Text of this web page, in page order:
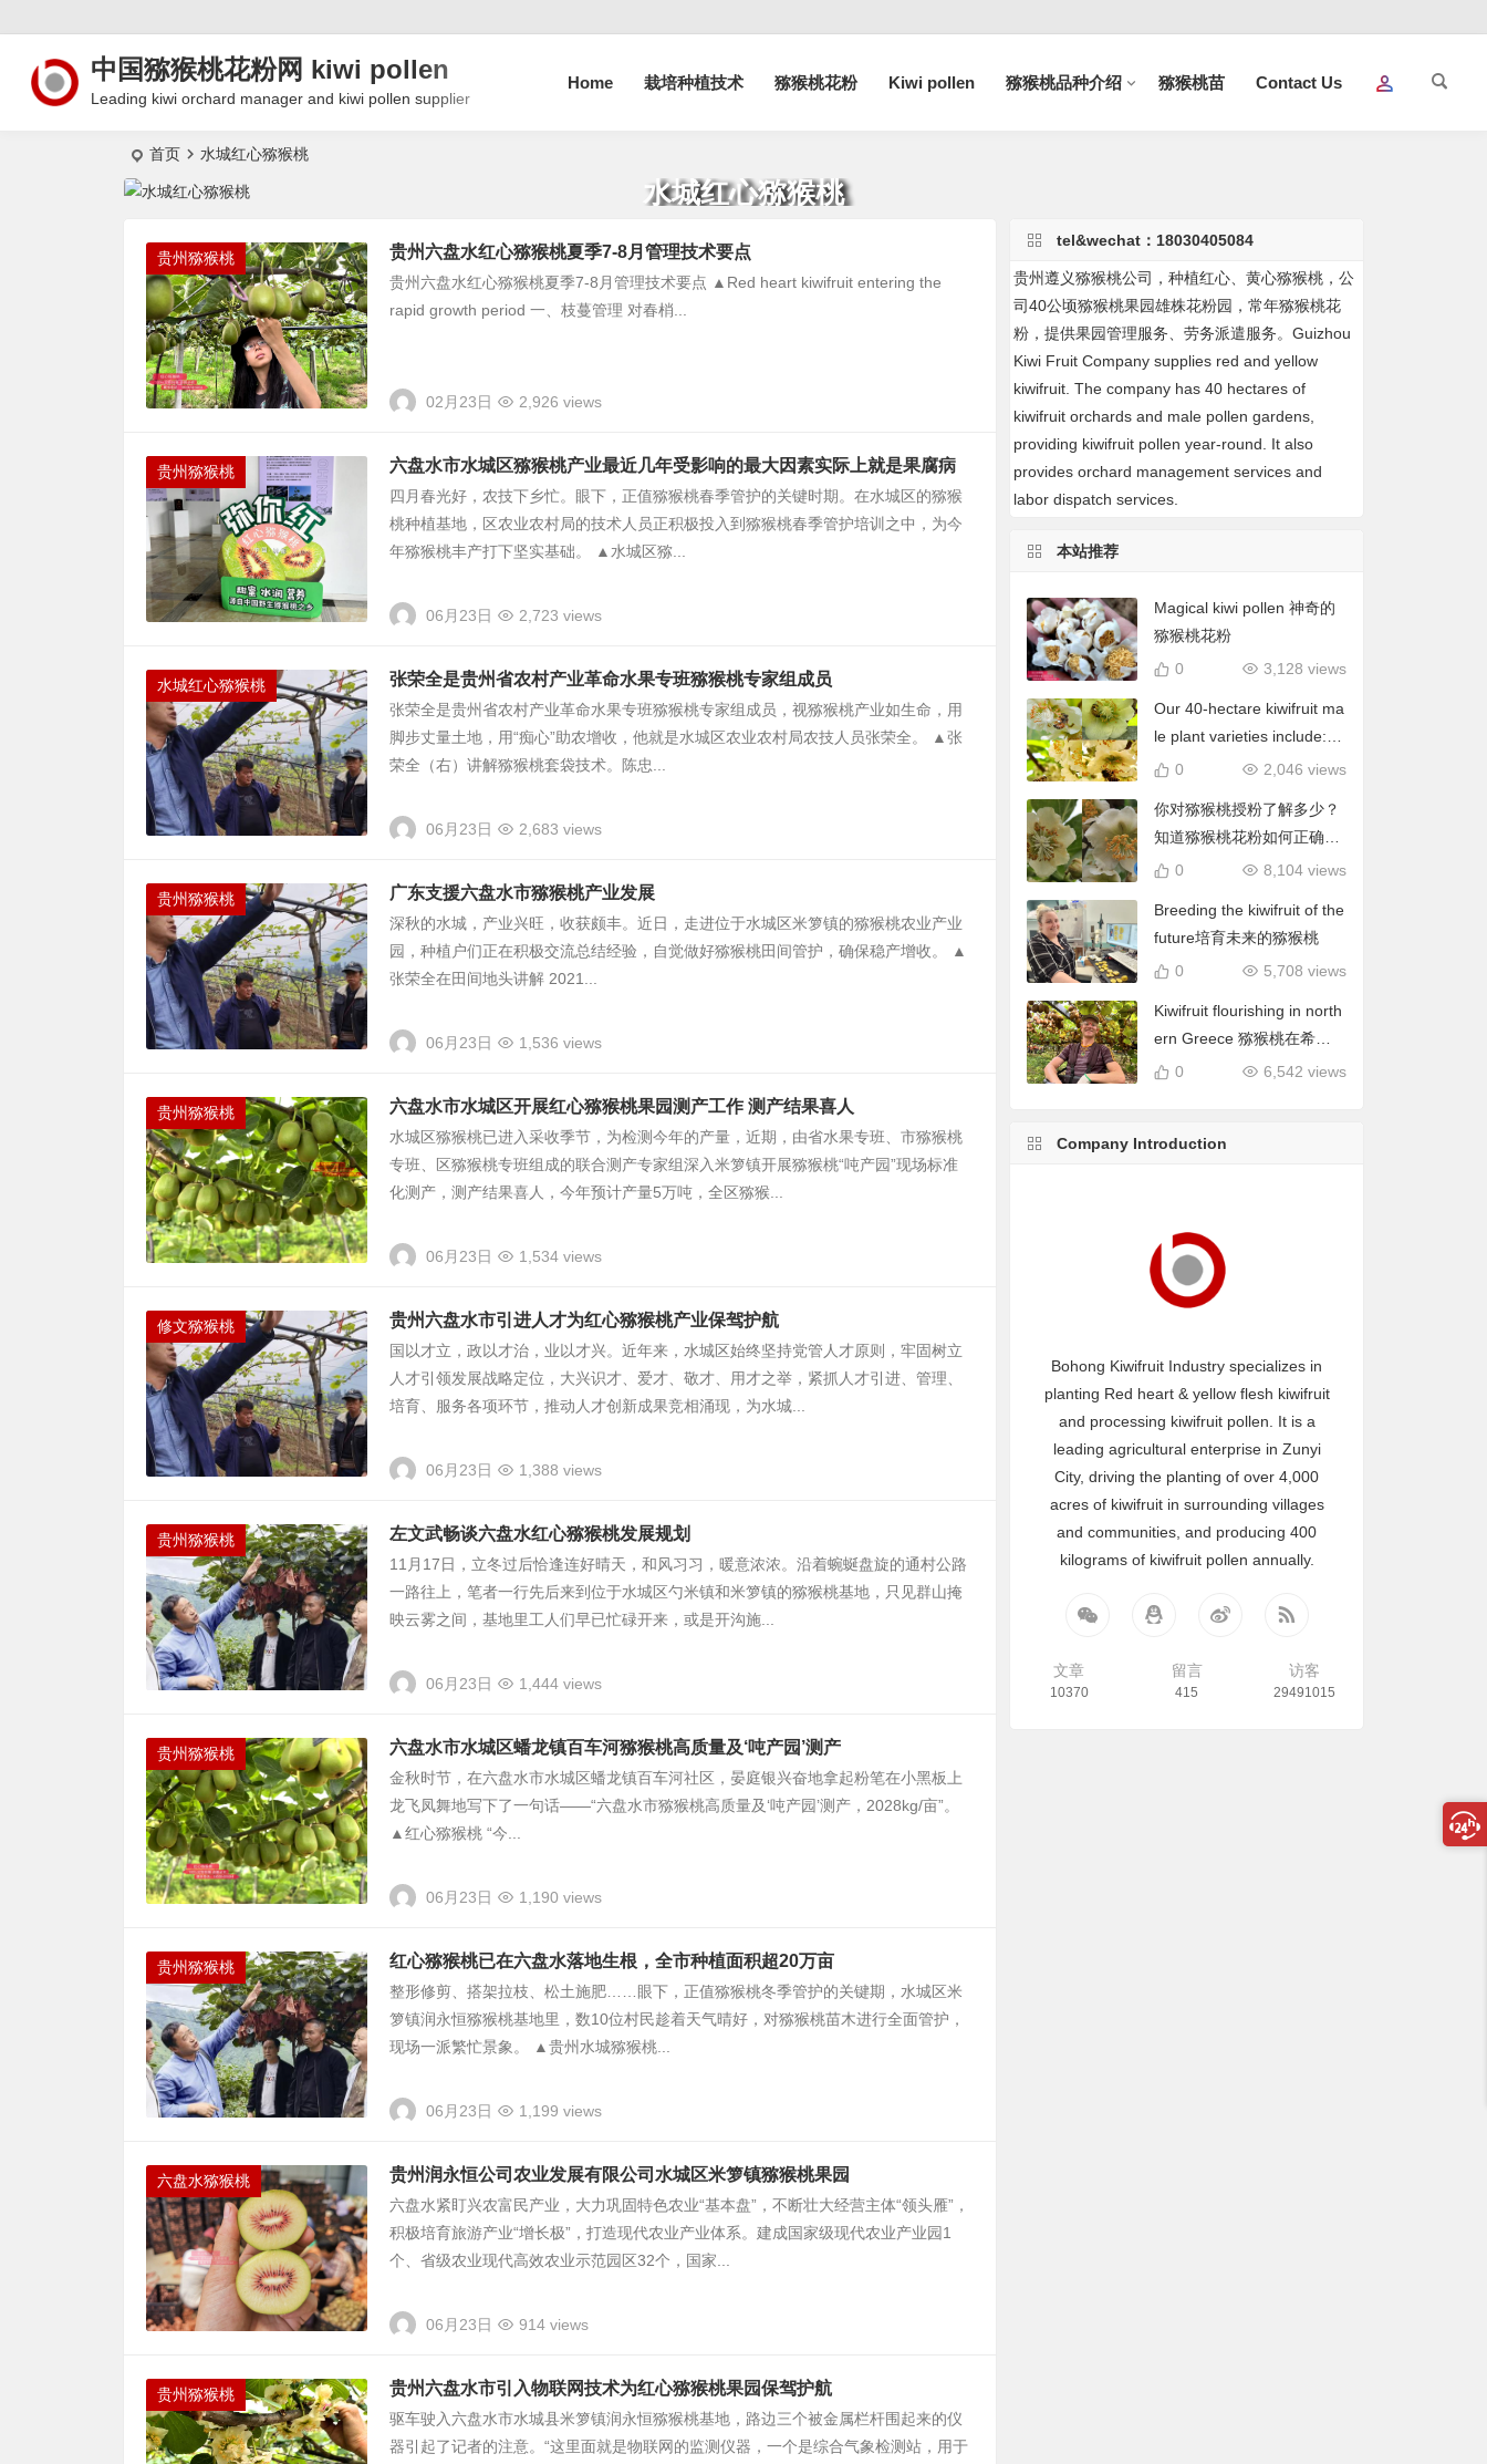
中国猕猴桃花粉网 kiwi pollen
Leading kiwi orchard manager and kiwi pollen supplier
Home 栽培种植技术 猕猴桃花粉 Kiwi pollen 猕猴桃品种介绍 猕猴桃苗 Contact Us
首页 水城红心猕猴桃
水城红心猕猴桃
贵州猕猴桃 贵州六盘水红心猕猴桃夏季7-8月管理技术要点
贵州六盘水红心猕猴桃夏季7-8月管理技术要点 ▲Red heart kiwifruit entering the
rapid growth period 一、枝蔓管理 对春梢...
02月23日 2,926 views
贵州猕猴桃 六盘水市水城区猕猴桃产业最近几年受影响的最大因素实际上就是果腐病
四月春光好，农技下乡忙。眼下，正值猕猴桃春季管护的关键时期。在水城区的猕猴
桃种植基地，区农业农村局的技术人员正积极投入到猕猴桃春季管护培训之中，为今
年猕猴桃丰产打下坚实基础。 ▲水城区猕...
06月23日 2,723 views
水城红心猕猴桃 张荣全是贵州省农村产业革命水果专班猕猴桃专家组成员
张荣全是贵州省农村产业革命水果专班猕猴桃专家组成员，视猕猴桃产业如生命，用
脚步丈量土地，用“痴心”助农增收，他就是水城区农业农村局农技人员张荣全。 ▲张
荣全（右）讲解猕猴桃套袋技术。陈忠...
06月23日 2,683 views
贵州猕猴桃 广东支援六盘水市猕猴桃产业发展
深秋的水城，产业兴旺，收获颇丰。近日，走进位于水城区米箩镇的猕猴桃农业产业
园，种植户们正在积极交流总结经验，自觉做好猕猴桃田间管护，确保稳产增收。 ▲
张荣全在田间地头讲解 2021...
06月23日 1,536 views
贵州猕猴桃 六盘水市水城区开展红心猕猴桃果园测产工作 测产结果喜人
水城区猕猴桃已进入采收季节，为检测今年的产量，近期，由省水果专班、市猕猴桃
专班、区猕猴桃专班组成的联合测产专家组深入米箩镇开展猕猴桃“吨产园”现场标准
化测产，测产结果喜人，今年预计产量5万吨，全区猕猴...
06月23日 1,534 views
修文猕猴桃 贵州六盘水市引进人才为红心猕猴桃产业保驾护航
国以才立，政以才治，业以才兴。近年来，水城区始终坚持党管人才原则，牢固树立
人才引领发展战略定位，大兴识才、爱才、敬才、用才之举，紧抓人才引进、管理、
培育、服务各项环节，推动人才创新成果竞相涌现，为水城...
06月23日 1,388 views
贵州猕猴桃 左文武畅谈六盘水红心猕猴桃发展规划
11月17日，立冬过后恰逢连好晴天，和风习习，暖意浓浓。沿着蜿蜒盘旋的通村公路
一路往上，笔者一行先后来到位于水城区勺米镇和米箩镇的猕猴桃基地，只见群山掩
映云雾之间，基地里工人们早已忙碌开来，或是开沟施...
06月23日 1,444 views
贵州猕猴桃 六盘水市水城区蟠龙镇百车河猕猴桃高质量及‘吨产园’测产
金秋时节，在六盘水市水城区蟠龙镇百车河社区，晏庭银兴奋地拿起粉笔在小黑板上
龙飞凤舞地写下了一句话——“六盘水市猕猴桃高质量及‘吨产园’测产，2028kg/亩”。
▲红心猕猴桃 “今...
06月23日 1,190 views
贵州猕猴桃 红心猕猴桃已在六盘水落地生根，全市种植面积超20万亩
整形修剪、搭架拉枝、松土施肥……眼下，正值猕猴桃冬季管护的关键期，水城区米
箩镇润永恒猕猴桃基地里，数10位村民趁着天气晴好，对猕猴桃苗木进行全面管护，
现场一派繁忙景象。 ▲贵州水城猕猴桃...
06月23日 1,199 views
六盘水猕猴桃 贵州润永恒公司农业发展有限公司水城区米箩镇猕猴桃果园
六盘水紧盯兴农富民产业，大力巩固特色农业“基本盘”，不断壮大经营主体“领头雁”，
积极培育旅游产业“增长极”，打造现代农业产业体系。建成国家级现代农业产业园1
个、省级农业现代高效农业示范园区32个，国家...
06月23日 914 views
贵州猕猴桃 贵州六盘水市引入物联网技术为红心猕猴桃果园保驾护航
驱车驶入六盘水市水城县米箩镇润永恒猕猴桃基地，路边三个被金属栏杆围起来的仪
器引起了记者的注意。“这里面就是物联网的监测仪器，一个是综合气象检测站，用于
tel&wechat：18030405084
贵州遵义猕猴桃公司，种植红心、黄心猕猴桃，公
司40公顷猕猴桃果园雄株花粉园，常年猕猴桃花
粉，提供果园管理服务、劳务派遣服务。Guizhou
Kiwi Fruit Company supplies red and yellow
kiwifruit. The company has 40 hectares of
kiwifruit orchards and male pollen gardens,
providing kiwifruit pollen year-round. It also
provides orchard management services and
labor dispatch services.
本站推荐
Magical kiwi pollen 神奇的
猕猴桃花粉
3,128 views
0
Our 40-hectare kiwifruit ma
le plant varieties include: C
hieftain, Matua, Tumari.我
括酋长、陶木里等
2,046 views
0
你对猕猴桃授粉了解多少？
知道猕猴桃花粉如何正确使
用吗？
8,104 views
0
Breeding the kiwifruit of the
future培育未来的猕猴桃
5,708 views
0
Kiwifruit flourishing in north
ern Greece 猕猴桃在希腊
北部蓬勃发展
6,542 views
0
Company Introduction
Bohong Kiwifruit Industry specializes in
planting Red heart & yellow flesh kiwifruit
and processing kiwifruit pollen. It is a
leading agricultural enterprise in Zunyi
City, driving the planting of over 4,000
acres of kiwifruit in surrounding villages
and communities, and producing 400
kilograms of kiwifruit pollen annually.
文章
10370
留言
415
访客
29491015